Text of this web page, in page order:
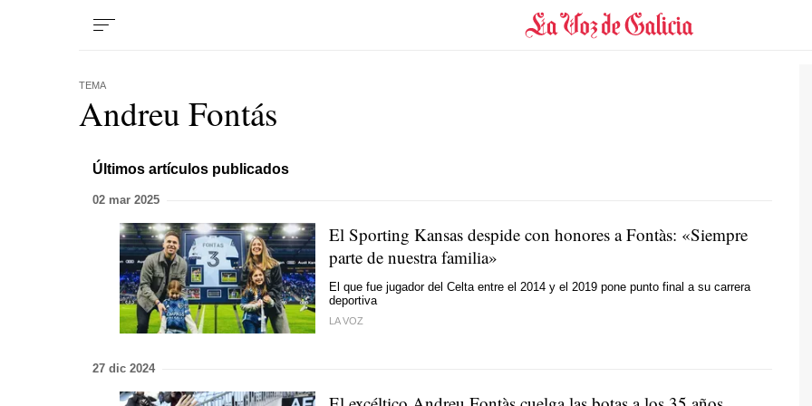
TEMA
Andreu Fontás
Últimos artículos publicados
02 mar 2025
El Sporting Kansas despide con honores a Fontàs: «Siempre
parte de nuestra familia»
El que fue jugador del Celta entre el 2014 y el 2019 pone punto final a su carrera
deportiva
LA VOZ
27 dic 2024